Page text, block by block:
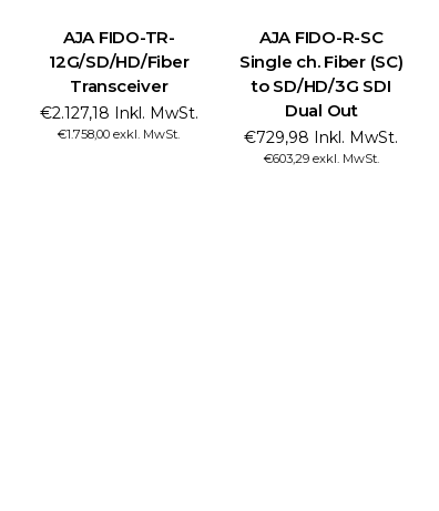
AJA FIDO-TR-
12G/SD/HD/Fiber
Transceiver
€2.127,18 Inkl. MwSt.
€1.758,00 exkl. MwSt.
AJA FIDO-R-SC
Single ch. Fiber (SC)
to SD/HD/3G SDI
Dual Out
€729,98 Inkl. MwSt.
€603,29 exkl. MwSt.